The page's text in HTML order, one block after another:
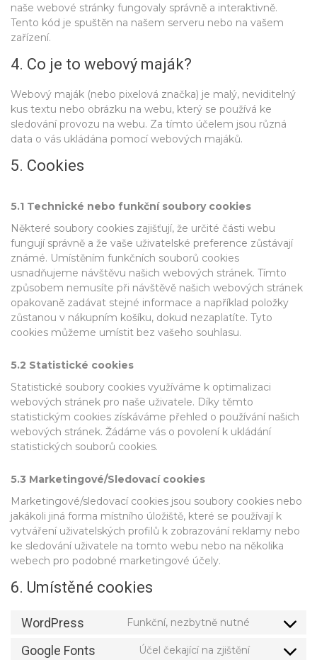
naše webové stránky fungovaly správně a interaktivně.
Tento kód je spuštěn na našem serveru nebo na vašem
zařízení.
4. Co je to webový maják?
Webový maják (nebo pixelová značka) je malý, neviditelný
kus textu nebo obrázku na webu, který se používá ke
sledování provozu na webu. Za tímto účelem jsou různá
data o vás ukládána pomocí webových majáků.
5. Cookies
5.1 Technické nebo funkční soubory cookies
Některé soubory cookies zajišťují, že určité části webu
fungují správně a že vaše uživatelské preference zůstávají
známé. Umístěním funkčních souborů cookies
usnadňujeme návštěvu našich webových stránek. Tímto
způsobem nemusíte při návštěvě našich webových stránek
opakovaně zadávat stejné informace a například položky
zůstanou v nákupním košíku, dokud nezaplatíte. Tyto
cookies můžeme umístit bez vašeho souhlasu.
5.2 Statistické cookies
Statistické soubory cookies využíváme k optimalizaci
webových stránek pro naše uživatele. Díky těmto
statistickým cookies získáváme přehled o používání našich
webových stránek. Žádáme vás o povolení k ukládání
statistických souborů cookies.
5.3 Marketingové/Sledovací cookies
Marketingové/sledovací cookies jsou soubory cookies nebo
jakákoli jiná forma místního úložiště, které se používají k
vytváření uživatelských profilů k zobrazování reklamy nebo
ke sledování uživatele na tomto webu nebo na několika
webech pro podobné marketingové účely.
6. Umístěné cookies
WordPress Funkční, nezbytně nutné
Consent
service
Google Fonts Účel čekající na zjištění
Consent